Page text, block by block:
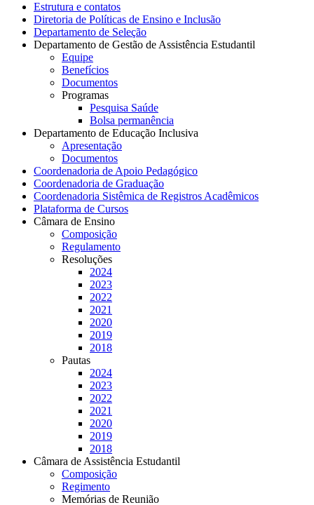
Estrutura e contatos
Diretoria de Políticas de Ensino e Inclusão
Departamento de Seleção
Departamento de Gestão de Assistência Estudantil
Equipe
Benefícios
Documentos
Programas
Pesquisa Saúde
Bolsa permanência
Departamento de Educação Inclusiva
Apresentação
Documentos
Coordenadoria de Apoio Pedagógico
Coordenadoria de Graduação
Coordenadoria Sistêmica de Registros Acadêmicos
Plataforma de Cursos
Câmara de Ensino
Composição
Regulamento
Resoluções
2024
2023
2022
2021
2020
2019
2018
Pautas
2024
2023
2022
2021
2020
2019
2018
Câmara de Assistência Estudantil
Composição
Regimento
Memórias de Reunião